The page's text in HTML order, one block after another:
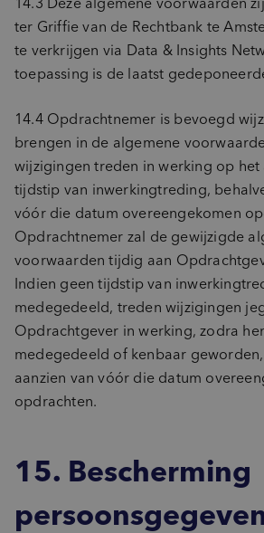
ter Griffie van de Rechtbank te
te verkrijgen via Data & Insights
toepassing is de laatst
14.4 Opdrachtnemer is bevoegd
brengen in de algemene
wijzigingen treden in werking op
tijdstip van inwerkingtreding,
vóór die datum overeengekomen
Opdrachtnemer zal de gewijzigde
voorwaarden tijdig aan
Indien geen tijdstip van
medegedeeld, treden wijzigingen
Opdrachtgever in werking, zodra
medegedeeld of kenbaar
aanzien van vóór die datum
opdrachten.
15. Bescherming